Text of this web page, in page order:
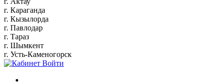
г. Караганда
г. Кызылорда
г. Павлодар
г. Тараз
г. Шымкент
г. Усть-Каменогорск
Войти